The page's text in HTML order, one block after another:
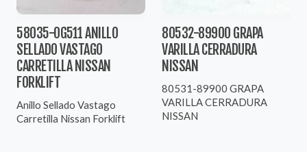
58035-0G511 ANILLO
SELLADO VASTAGO
CARRETILLA NISSAN
FORKLIFT
Anillo Sellado Vastago
Carretilla Nissan Forklift
80532-89900 GRAPA
VARILLA CERRADURA
NISSAN
80531-89900 GRAPA
VARILLA CERRADURA
NISSAN